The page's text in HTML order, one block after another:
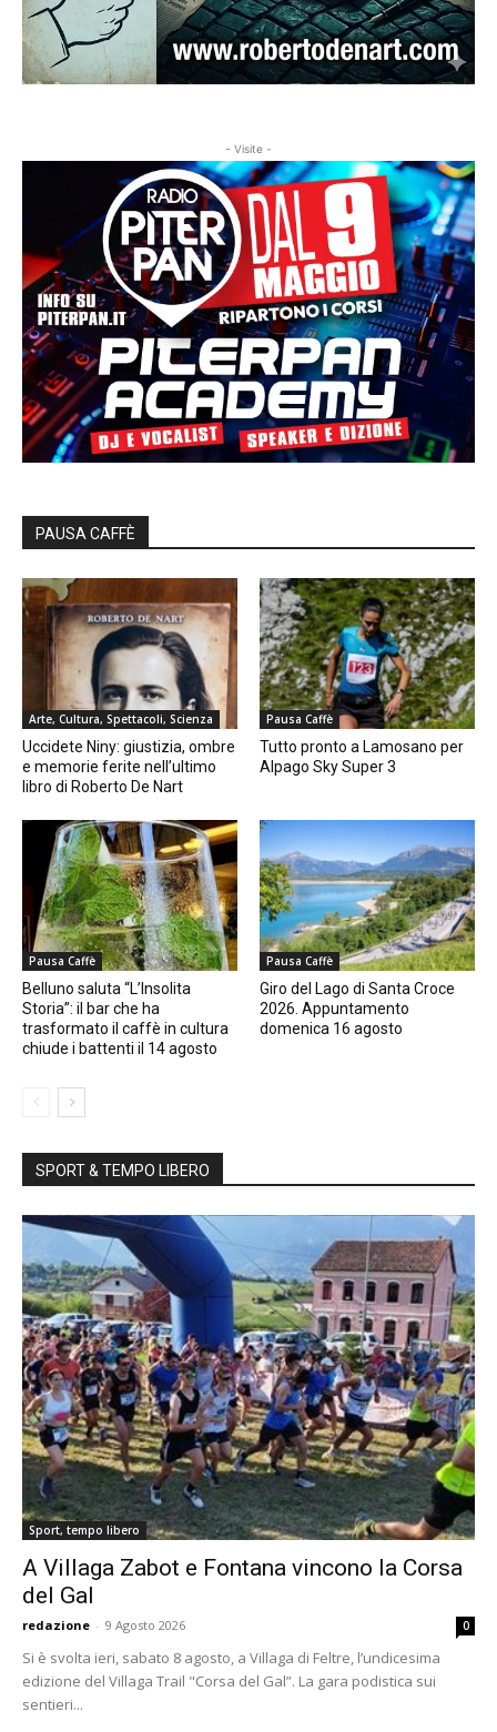
- Visite -
PAUSA CAFFÈ
Arte, Cultura, Spettacoli, Scienza
Uccidete Niny: giustizia, ombre
e memorie ferite nell’ultimo
libro di Roberto De Nart
Pausa Caffè
Tutto pronto a Lamosano per
Alpago Sky Super 3
Pausa Caffè
Belluno saluta “L’Insolita
Storia”: il bar che ha
trasformato il caffè in cultura
chiude i battenti il 14 agosto
Pausa Caffè
Giro del Lago di Santa Croce
2026. Appuntamento
domenica 16 agosto
SPORT & TEMPO LIBERO
Sport, tempo libero
A Villaga Zabot e Fontana vincono la Corsa
del Gal
redazione - 9 Agosto 2026 0
Si è svolta ieri, sabato 8 agosto, a Villaga di Feltre, l’undicesima
edizione del Villaga Trail "Corsa del Gal”. La gara podistica sui
sentieri...